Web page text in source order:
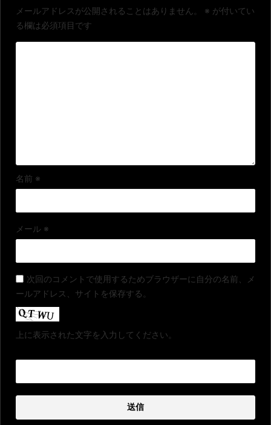
メールアドレスが公開されることはありません。 ※ が付いてい
る欄は必須項目です
名前 ※
メール ※
次回のコメントで使用するためブラウザーに自分の名前、メ
ールアドレス、サイトを保存する。
上に表示された文字を入力してください。